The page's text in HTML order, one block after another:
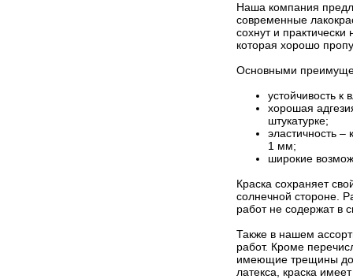
Наша компания
современные
сохнут и
которая хорошо
Основными
устойчивость к
хорошая
штукатурке;
эластичность
1 мм;
широкие
Краска сохраняет
солнечной стороне.
работ не содержат в
Также в нашем
работ. Кроме
имеющие трещины до
латекса, краска